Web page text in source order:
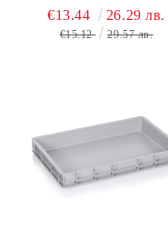
600X400X235 ММ
€13.44 26.29 лв.
€15.12 29.57 лв.